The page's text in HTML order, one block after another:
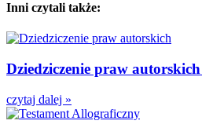
Inni czytali także:
Dziedziczenie praw
czytaj dalej »